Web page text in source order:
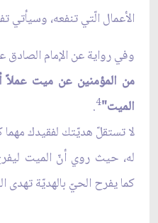
الأعمال الّتي تنفعه، وسيأتي
وفي رواية عن الإمام الصادق
من المؤمنين عن ميت عملاً
الميت"4
.
لا تستقلّ هديّتك لفقيدك مهما
له، حيث روي أنّ الميت
كما يفرح الحيّ بالهديّة تهدى